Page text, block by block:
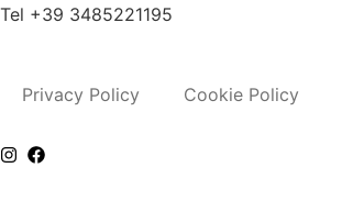
Tel +39 3485221195
Privacy Policy Cookie Policy